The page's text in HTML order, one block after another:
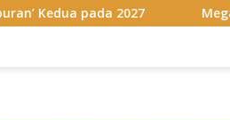
Megahnya Ngaben Massal